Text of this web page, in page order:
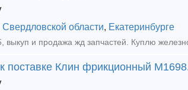
Свердловской области, Екатеринбурге
поставке Клин фрикционный